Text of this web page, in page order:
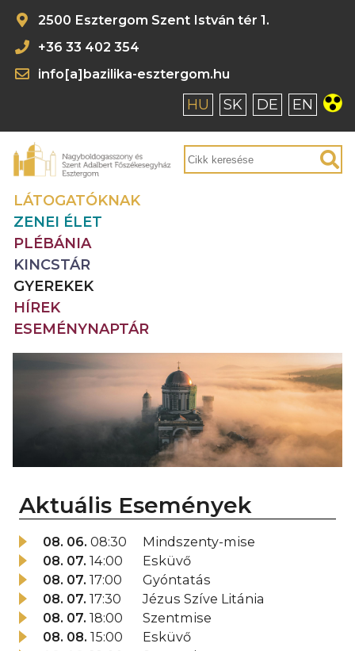
2500 Esztergom Szent István tér 1.
+36 33 402 354
info[a]bazilika-esztergom.hu
HU SK DE EN
LÁTOGATÓKNAK
ZENEI ÉLET
PLÉBÁNIA
KINCSTÁR
GYEREKEK
HÍREK
ESEMÉNYNAPTÁR
Aktuális Események
08. 06. 08:30
Mindszenty-mise
08. 07. 14:00
Esküvő
08. 07. 17:00
Gyóntatás
08. 07. 17:30
Jézus Szíve Litánia
08. 07. 18:00
Szentmise
08. 08. 15:00
Esküvő